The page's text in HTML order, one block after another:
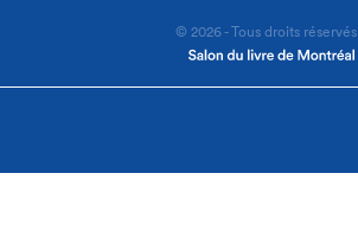
© 2026 - Tous droits réservés